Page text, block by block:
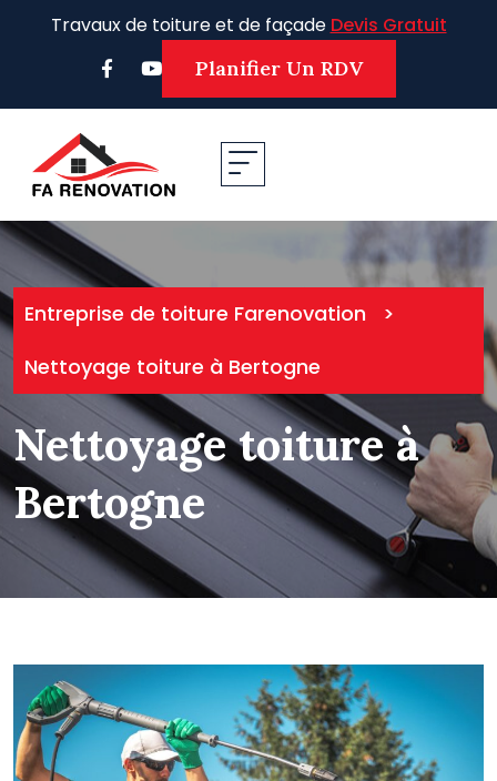
Travaux de toiture et de façade Devis Gratuit
Planifier Un RDV
Entreprise de toiture Farenovation
>
Nettoyage toiture à Bertogne
Nettoyage toiture à
Bertogne